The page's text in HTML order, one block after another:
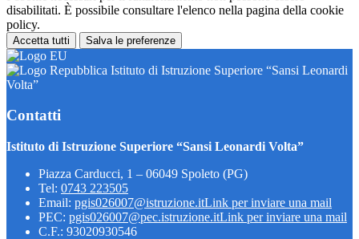
disabilitati. È possibile consultare l'elenco nella pagina della cookie
policy.
Accetta tutti Salva le preferenze
Istituto di Istruzione Superiore “Sansi Leonardi
Volta”
Contatti
Istituto di Istruzione Superiore “Sansi Leonardi Volta”
Piazza Carducci, 1 – 06049 Spoleto (PG)
Tel: 0743 223505
Email: pgis026007@istruzione.itLink per inviare una mail
PEC: pgis026007@pec.istruzione.itLink per inviare una mail
C.F.: 93020930546